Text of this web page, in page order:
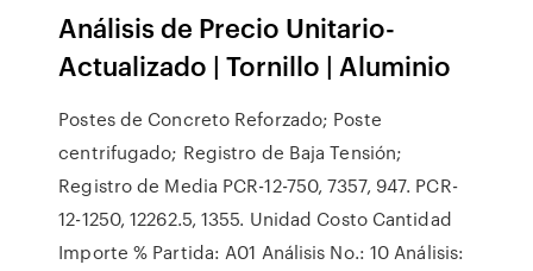
Análisis de Precio Unitario-
Actualizado | Tornillo | Aluminio
Postes de Concreto Reforzado; Poste
centrifugado; Registro de Baja Tensión;
Registro de Media PCR-12-750, 7357, 947. PCR-
12-1250, 12262.5, 1355. Unidad Costo Cantidad
Importe % Partida: A01 Análisis No.: 10 Análisis: